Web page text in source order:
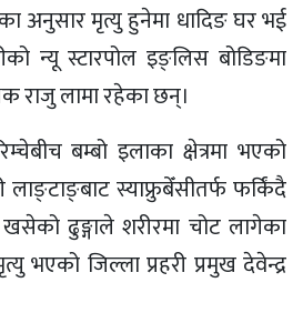
अनुसार मृत्यु हुनेमा धादिङ घर भई
न्यू स्टारपोल इङ्लिस बोडिङमा
राजु लामा रहेका छन्।
बम्बो इलाका क्षेत्रमा भएको
लाङ्टाङ्बाट स्याफ्रुबेँसीतर्फ फर्किंदै
खसेको ढुङ्गाले शरीरमा चोट लागेका
भएको जिल्ला प्रहरी प्रमुख देवेन्द्र